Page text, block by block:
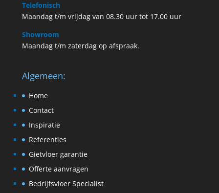
Telefonisch
Maandag t/m vrijdag van 08.30 uur tot 17.00 uur
Showroom
Maandag t/m zaterdag op afspraak.
Algemeen:
Home
Contact
Inspiratie
Referenties
Gietvloer garantie
Offerte aanvragen
Bedrijfsvloer Specialist